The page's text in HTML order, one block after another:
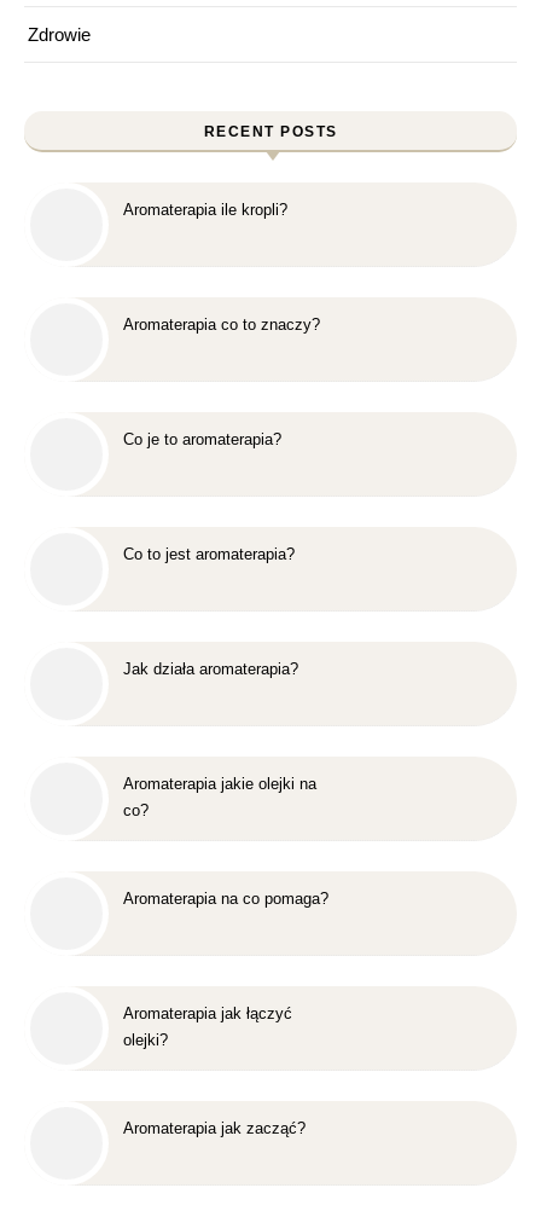
Zdrowie
RECENT POSTS
Aromaterapia ile kropli?
Aromaterapia co to znaczy?
Co je to aromaterapia?
Co to jest aromaterapia?
Jak działa aromaterapia?
Aromaterapia jakie olejki na
co?
Aromaterapia na co pomaga?
Aromaterapia jak łączyć
olejki?
Aromaterapia jak zacząć?